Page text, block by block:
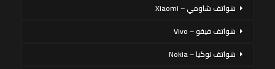
هواتف شاومي – Xiaomi
هواتف فيفو – Vivo
هواتف نوكيا – Nokia